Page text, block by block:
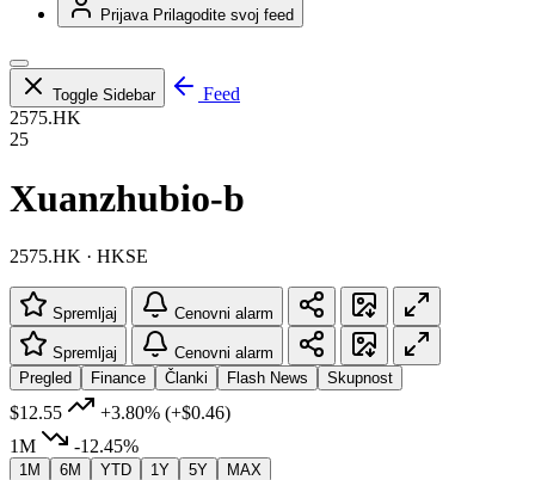
Prijava Prilagodite svoj feed
Toggle Sidebar
Feed
2575.HK
25
Xuanzhubio-b
2575.HK · HKSE
Spremljaj Cenovni alarm
Spremljaj
Cenovni alarm
Pregled
Finance Članki Flash News Skupnost
$12.55 +3.80% (+$0.46)
1M
-12.45%
1M 6M YTD 1Y 5Y MAX